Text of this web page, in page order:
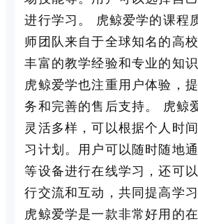
进行学习。 虎鲸爱学的课程
师团队来自于全球知名的高
丰富的教学经验和专业的知
虎鲸爱学也注重用户体验，
务和完善的售后支持。 虎鲸
灵活多样，可以根据个人时
习计划。用户可以随时随地
等设备进行在线学习，还可
行交流和互动，共同提高学
虎鲸爱学是一款非常好用的